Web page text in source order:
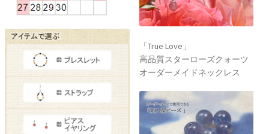
「True Love」
高品質スターローズクォーツ
オーダーメイドネックレス